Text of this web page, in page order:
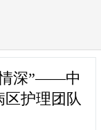
情深”——中
护理团队